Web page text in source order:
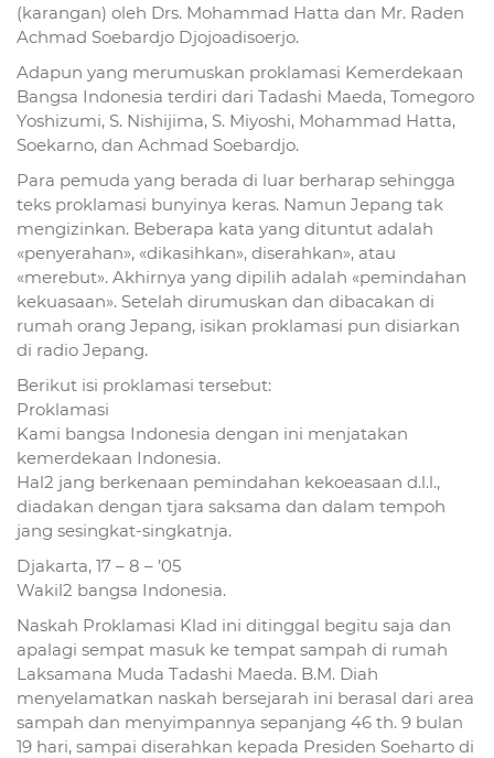
(karangan) oleh Drs. Mohammad Hatta dan Mr. Raden
Achmad Soebardjo Djojoadisoerjo.
Adapun yang merumuskan proklamasi Kemerdekaan
Bangsa Indonesia terdiri dari Tadashi Maeda, Tomegoro
Yoshizumi, S. Nishijima, S. Miyoshi, Mohammad Hatta,
Soekarno, dan Achmad Soebardjo.
Para pemuda yang berada di luar berharap sehingga
teks proklamasi bunyinya keras. Namun Jepang tak
mengizinkan. Beberapa kata yang dituntut adalah
«penyerahan», «dikasihkan», diserahkan», atau
«merebut». Akhirnya yang dipilih adalah «pemindahan
kekuasaan». Setelah dirumuskan dan dibacakan di
rumah orang Jepang, isikan proklamasi pun disiarkan
di radio Jepang.
Berikut isi proklamasi tersebut:
Proklamasi
Kami bangsa Indonesia dengan ini menjatakan
kemerdekaan Indonesia.
Hal2 jang berkenaan pemindahan kekoeasaan d.l.l.,
diadakan dengan tjara saksama dan dalam tempoh
jang sesingkat-singkatnja.
Djakarta, 17 – 8 – ’05
Wakil2 bangsa Indonesia.
Naskah Proklamasi Klad ini ditinggal begitu saja dan
apalagi sempat masuk ke tempat sampah di rumah
Laksamana Muda Tadashi Maeda. B.M. Diah
menyelamatkan naskah bersejarah ini berasal dari area
sampah dan menyimpannya sepanjang 46 th. 9 bulan
19 hari, sampai diserahkan kepada Presiden Soeharto di